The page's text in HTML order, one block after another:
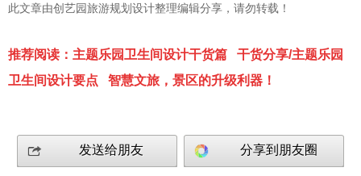
此文章由创艺园旅游规划设计整理编辑分享，请勿转载！
推荐阅读： 主题乐园卫生间设计干货篇
干货分享/主题乐园
卫生间设计要点
智慧文旅，景区的升级利器！
发送给朋友 分享到朋友圈